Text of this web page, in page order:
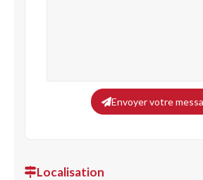
Envoyer votre
Localisation